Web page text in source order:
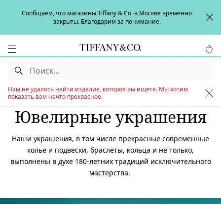
Сообщаем, что магазины Tiffany & Co. в Москве временно
закрыты. Благодарим за понимание.
Нам не удалось найти изделие, которое вы ищете. Мы хотим
показать вам нечто прекрасное.
Ювелирные украшения
Наши украшения, в том числе прекрасные современные
колье и подвески, браслеты, кольца и не только,
выполнены в духе 180-летних традиций исключительного
мастерства.